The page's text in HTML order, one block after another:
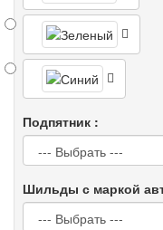
Подпятник :
Шильды с маркой